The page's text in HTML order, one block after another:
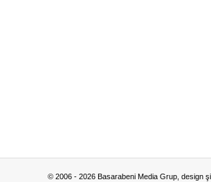
© 2006 - 2026 Basarabeni Media Grup, design